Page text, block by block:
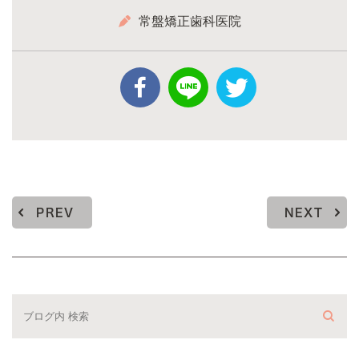
常盤矯正歯科医院
PREV NEXT